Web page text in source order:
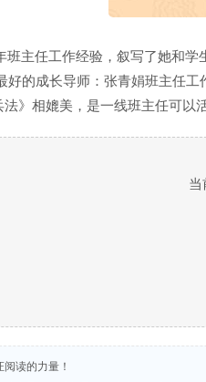
班主任工作经验，叙写了她和
好的成长导师：张青娟班主任
法》相媲美，是一线班主任可以
当
读的力量！